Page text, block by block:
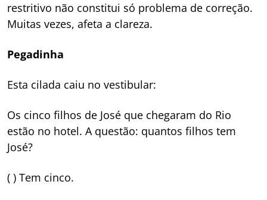
restritivo não constitui só problema de correção.
Muitas vezes, afeta a clareza.
Pegadinha
Esta cilada caiu no vestibular:
Os cinco filhos de José que chegaram do Rio
estão no hotel. A questão: quantos filhos tem
José?
( ) Tem cinco.